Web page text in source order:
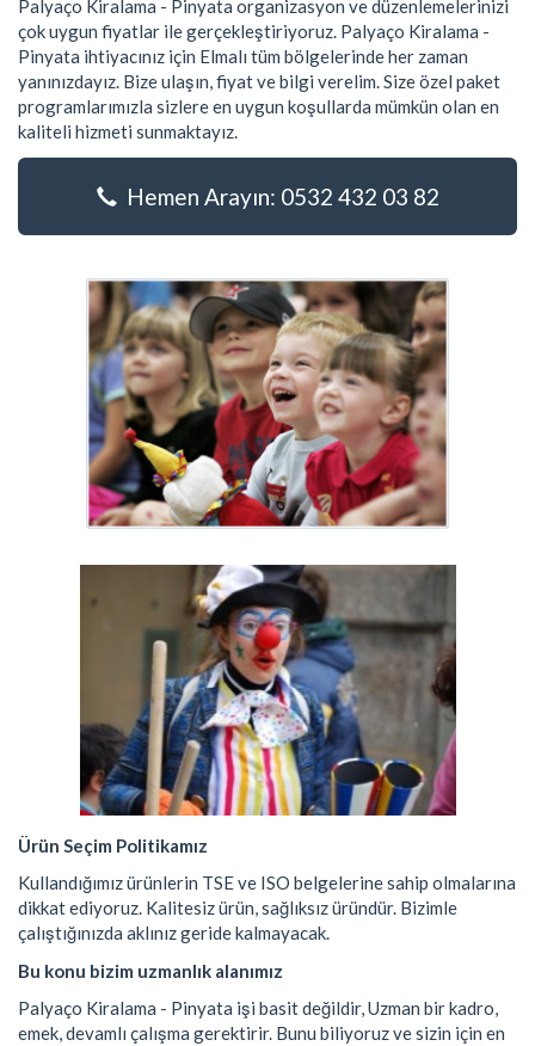
Palyaço Kiralama - Pinyata organizasyon ve düzenlemelerinizi
çok uygun fiyatlar ile gerçekleştiriyoruz. Palyaço Kiralama -
Pinyata ihtiyacınız için Elmalı tüm bölgelerinde her zaman
yanınızdayız. Bize ulaşın, fiyat ve bilgi verelim. Size özel paket
programlarımızla sizlere en uygun koşullarda mümkün olan en
kaliteli hizmeti sunmaktayız.
Hemen Arayın: 0532 432 03 82
Ürün Seçim Politikamız
Kullandığımız ürünlerin TSE ve ISO belgelerine sahip olmalarına
dikkat ediyoruz. Kalitesiz ürün, sağlıksız üründür. Bizimle
çalıştığınızda aklınız geride kalmayacak.
Bu konu bizim uzmanlık alanımız
Palyaço Kiralama - Pinyata işi basit değildir, Uzman bir kadro,
emek, devamlı çalışma gerektirir. Bunu biliyoruz ve sizin için en